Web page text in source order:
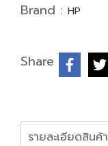
Brand : HP
Share
รายละเอียดสินค้า